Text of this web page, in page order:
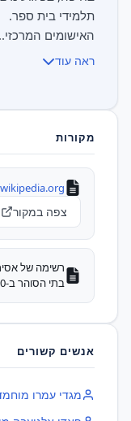
האישומים
ראה עוד
מקורות
צפה במקור
רשימה של
בתי הסוהר ב-10 באוקטובר 2011.
אנשים קשורים
‫מגדי עמרו